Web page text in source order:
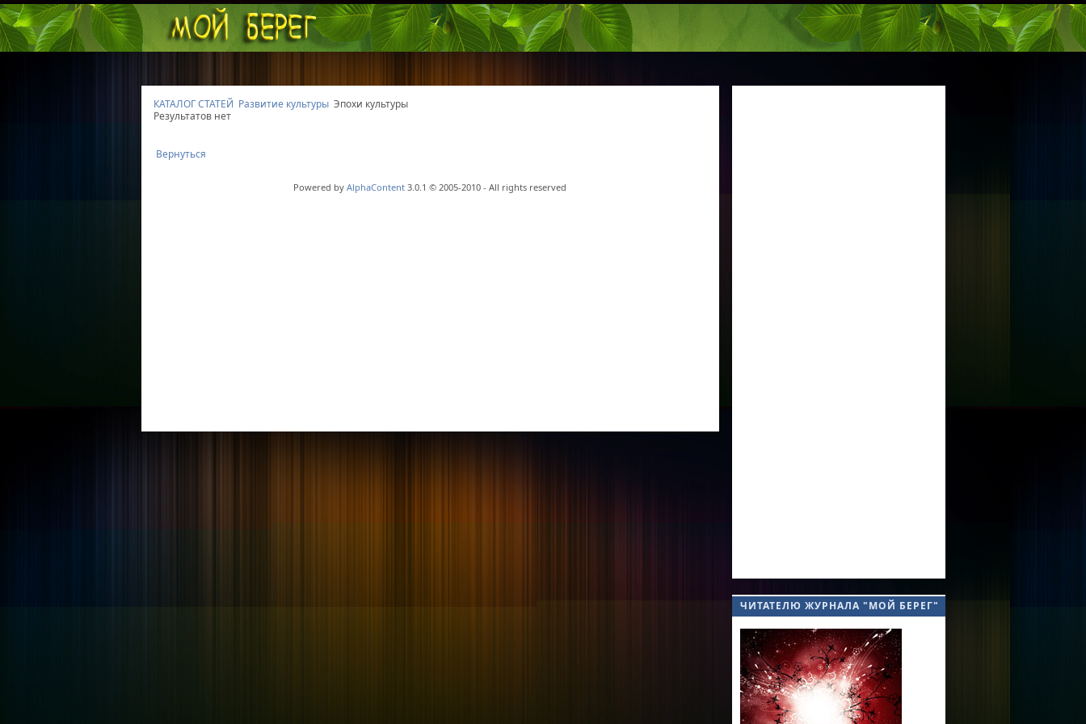
КАТАЛОГ СТАТЕЙ Развитие культуры Эпохи культуры
Результатов нет
Вернуться
Powered by AlphaContent 3.0.1 © 2005-2010 - All rights reserved
ЧИТАТЕЛЮ ЖУРНАЛА "МОЙ БЕРЕГ"